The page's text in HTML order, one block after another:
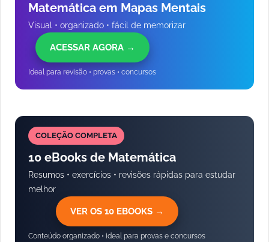
Matemática em Mapas Mentais
Visual • organizado • fácil de memorizar
ACESSAR AGORA →
Ideal para revisão • provas • concursos
COLEÇÃO COMPLETA
10 eBooks de Matemática
Resumos • exercícios • revisões rápidas para estudar
melhor
VER OS 10 EBOOKS →
Conteúdo organizado • ideal para provas e concursos